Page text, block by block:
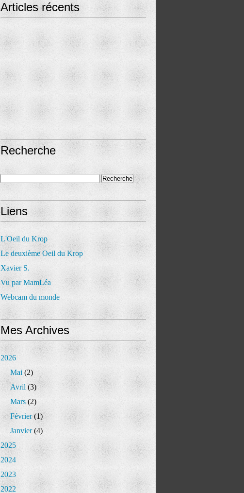
Articles récents
Recherche
Liens
L'Oeil du Krop
Le deuxième Oeil du Krop
Xavier S.
Vu par MamLéa
Webcam du monde
Mes Archives
2026
Mai(2)
Avril(3)
Mars(2)
Février(1)
Janvier(4)
2025
2024
2023
2022